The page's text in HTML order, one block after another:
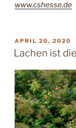
www.cshesse.de
VERÖFFENTLICHT
AM
APRIL 20, 2020
Lachen ist